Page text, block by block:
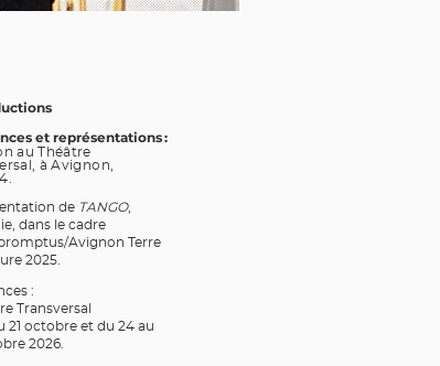
et représentations :
au Théâtre
à Avignon,
de TANGO,
dans le cadre
Avignon Terre
2025.
:
Transversal
21 octobre et du 24 au
2026.